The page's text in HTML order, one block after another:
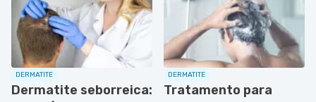
DERMATITE
Dermatite seborreica:
DERMATITE
Tratamento para